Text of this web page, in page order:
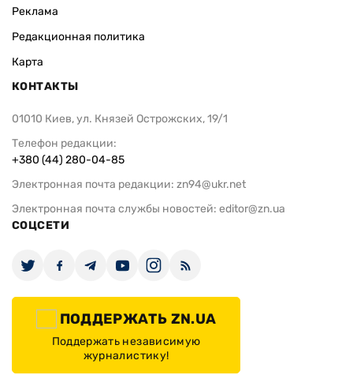
Реклама
Редакционная политика
Карта
КОНТАКТЫ
01010 Киев, ул. Князей Острожских, 19/1
Телефон редакции:
+380 (44) 280-04-85
Электронная почта редакции: zn94@ukr.net
Электронная почта службы новостей: editor@zn.ua
СОЦСЕТИ
ПОДДЕРЖАТЬ ZN.UA
Поддержать независимую
журналистику!